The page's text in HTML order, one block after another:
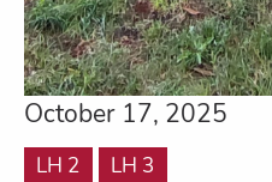
October 17, 2025
LH 2 LH 3